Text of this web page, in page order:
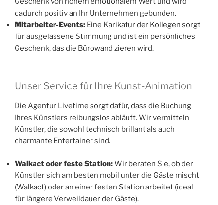
dadurch positiv an Ihr Unternehmen gebunden.
Mitarbeiter-Events: Eine Karikatur der Kollegen sorgt
für ausgelassene Stimmung und ist ein persönliches
Geschenk, das die Bürowand zieren wird.
Unser Service für Ihre Kunst-Animation
Die Agentur Livetime sorgt dafür, dass die Buchung
Ihres Künstlers reibungslos abläuft. Wir vermitteln
Künstler, die sowohl technisch brillant als auch
charmante Entertainer sind.
Walkact oder feste Station:Wir beraten Sie, ob der
Künstler sich am besten mobil unter die Gäste mischt
(Walkact) oder an einer festen Station arbeitet (ideal
für längere Verweildauer der Gäste).